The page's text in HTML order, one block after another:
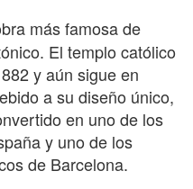
más famosa de
El templo católico
y aún sigue en
a su diseño único,
en uno de los
y uno de los
de Barcelona.